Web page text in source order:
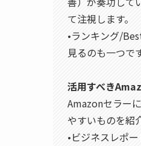
て注視します。
•ランキング/
見るのも一つで
活用すべき
Amazonセラー
やすいものを紹
•ビジネスレポ